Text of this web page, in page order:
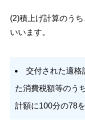
(2)積上げ計算のうち
いいます。
交付された適格
た消費税額等のう
計額に100分の78